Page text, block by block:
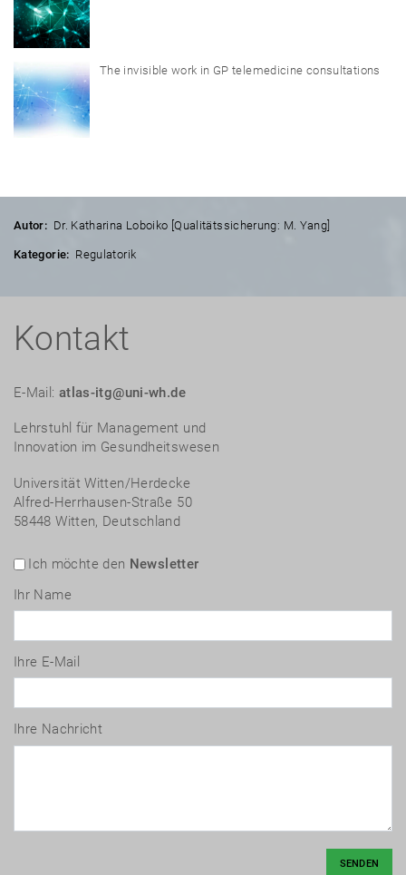
The invisible work in GP telemedicine consultations
Autor: Dr. Katharina Loboiko [Qualitätssicherung: M. Yang]
Kategorie: Regulatorik
Kontakt
E-Mail: atlas-itg@uni-wh.de
Lehrstuhl für Management und
Innovation im Gesundheitswesen
Universität Witten/Herdecke
Alfred-Herrhausen-Straße 50
58448 Witten, Deutschland
Ich möchte den Newsletter
Ihr Name
Ihre E-Mail
Ihre Nachricht
SENDEN